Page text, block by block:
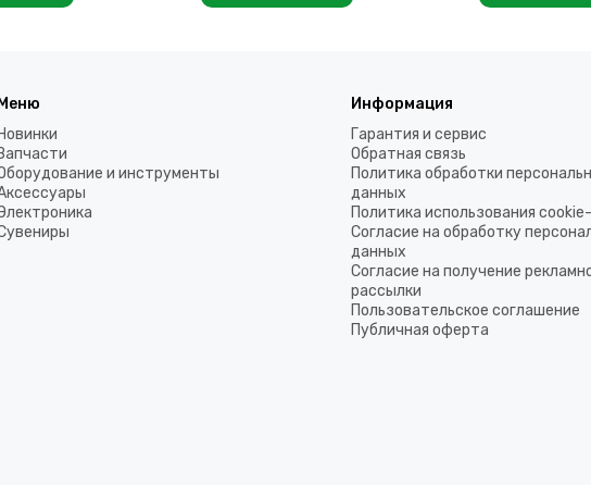
Меню
Новинки
и инструменты
Информация
Гарантия и сервис
Обратная связь
Политика обработки
данных
Политика использования
Согласие на обработку
данных
Согласие на получение
рассылки
Пользовательское соглашение
Публичная оферта